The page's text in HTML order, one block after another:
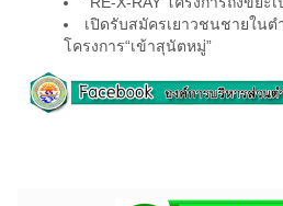
เปิดรับสมัครเยาวชนชายในต
โครงการ“เข้าสุนัตหมู่”